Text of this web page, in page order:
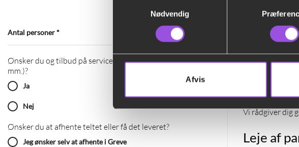
Nødvendig
Afvis
Antal personer*
Ønsker du og tilbud på service (tallerkner, glas, bestik
mm.)?
Ja
Nej
Ønsker du at afhente teltet eller få det leveret?
Jeg ønsker selv at afhente i Greve
Teltene er
problemfrit.
Leje af
Vi rådgiver dig
Leje af